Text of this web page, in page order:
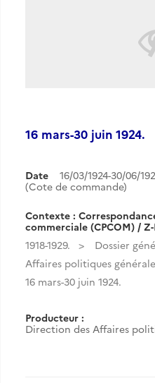
16 mars-30 juin 1924.
Date 16/03/1924-30/06/
(Cote de commande)
Contexte :
commerciale (CPCOM) /
1918-1929.
Dossier
Affaires politiques
16 mars-30 juin 1924.
Producteur :
Direction des Affaires